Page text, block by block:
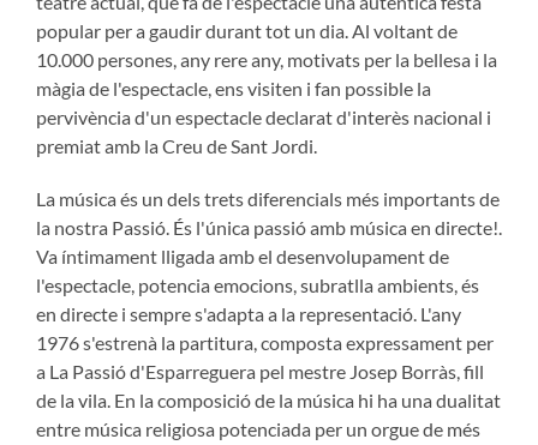
popular per a gaudir durant tot un dia. Al voltant de
10.000 persones, any rere any, motivats per la bellesa i la
màgia de l'espectacle, ens visiten i fan possible la
pervivència d'un espectacle declarat d'interès nacional i
premiat amb la Creu de Sant Jordi.
La música és un dels trets diferencials més importants de
la nostra Passió. És l'única passió amb música en directe!.
Va íntimament lligada amb el desenvolupament de
l'espectacle, potencia emocions, subratlla ambients, és
en directe i sempre s'adapta a la representació. L'any
1976 s'estrenà la partitura, composta expressament per
a La Passió d'Esparreguera pel mestre Josep Borràs, fill
de la vila. En la composició de la música hi ha una dualitat
entre música religiosa potenciada per un orgue de més